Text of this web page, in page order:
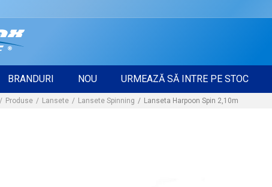
BRANDURI NOU URMEAZĂ SĂ INTRE PE STOC
Produse Lansete Lansete Spinning Lanseta Harpoon Spin 2,10m